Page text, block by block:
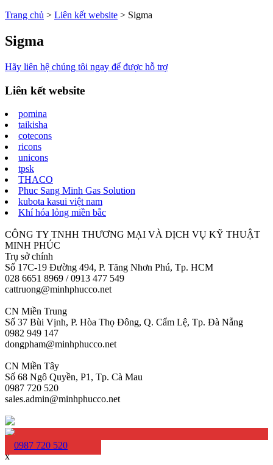
Trang chủ > Liên kết website > Sigma
Sigma
Hãy liên hệ chúng tôi ngay để được hỗ trợ
Liên kết website
pomina
taikisha
cotecons
ricons
unicons
tpsk
THACO
Phuc Sang Minh Gas Solution
kubota kasui việt nam
Khí hóa lỏng miền bắc
CÔNG TY TNHH THƯƠNG MẠI VÀ DỊCH VỤ KỸ THUẬT
MINH PHÚC
Trụ sở chính
Số 17C-19 Đường 494, P. Tăng Nhơn Phú, Tp. HCM
028 6651 8969 / 0913 477 549
cattruong@minhphucco.net
CN Miền Trung
Số 37 Bùi Vịnh, P. Hòa Thọ Đông, Q. Cẩm Lệ, Tp. Đà Nẵng
0982 949 147
dongpham@minhphucco.net
CN Miền Tây
Số 68 Ngô Quyền, P1, Tp. Cà Mau
0987 720 520
sales.admin@minhphucco.net
0987 720 520
x